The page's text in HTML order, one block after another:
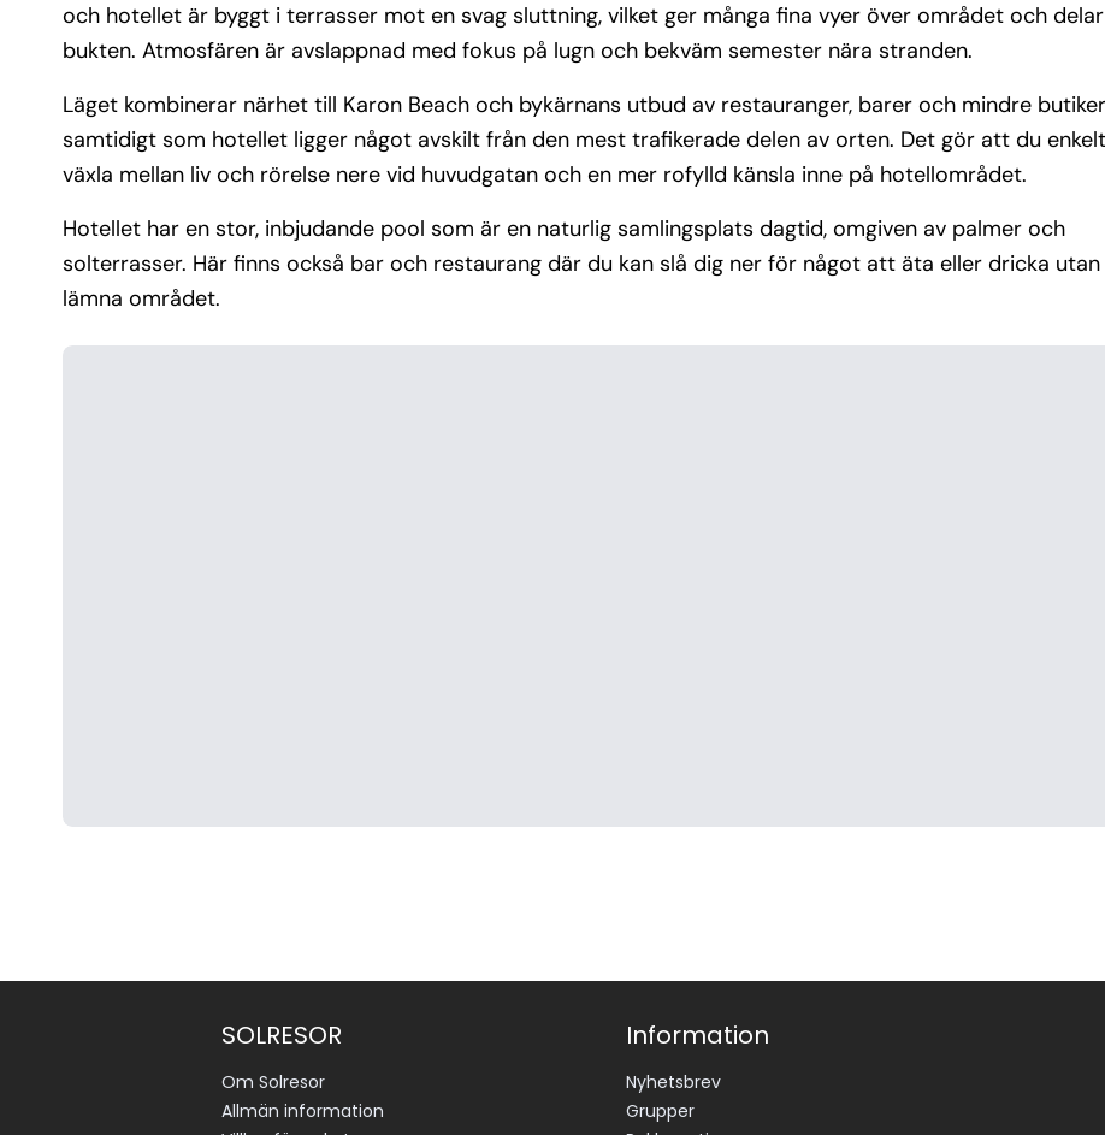
och hotellet är byggt i terrasser mot en svag sluttning, vilket ger många fina vyer över området och
bukten. Atmosfären är avslappnad med fokus på lugn och bekväm semester nära stranden.
Läget kombinerar närhet till Karon Beach och bykärnans utbud av restauranger, barer och mindre
samtidigt som hotellet ligger något avskilt från den mest trafikerade delen av orten. Det gör att du
växla mellan liv och rörelse nere vid huvudgatan och en mer rofylld känsla inne på hotellområdet.
Hotellet har en stor, inbjudande pool som är en naturlig samlingsplats dagtid, omgiven av palmer och
solterrasser. Här finns också bar och restaurang där du kan slå dig ner för något att äta eller dricka
lämna området.
SOLRESOR
Om Solresor
Allmän information
Information
Nyhetsbrev
Grupper